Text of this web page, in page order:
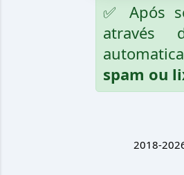
✅ Após
através
spam ou
2018-